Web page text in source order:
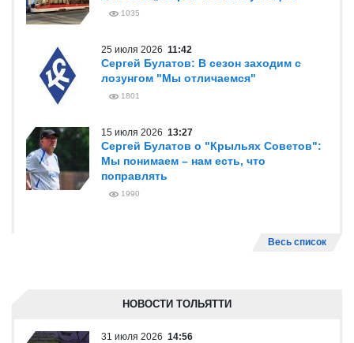
1035
25 июля 2026 11:42
Сергей Булатов: В сезон заходим с
лозунгом "Мы отличаемся"
1801
15 июля 2026 13:27
Сергей Булатов о "Крыльях Советов":
Мы понимаем – нам есть, что
поправлять
1990
Весь список
НОВОСТИ ТОЛЬЯТТИ
31 июля 2026 14:56